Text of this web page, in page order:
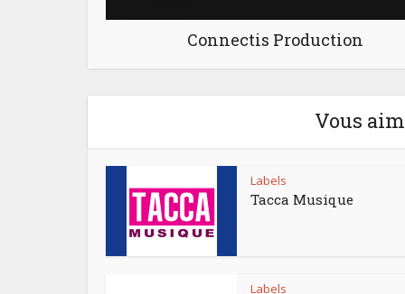
Connectis Production
Vous
Labels
Tacca Musique
Labels